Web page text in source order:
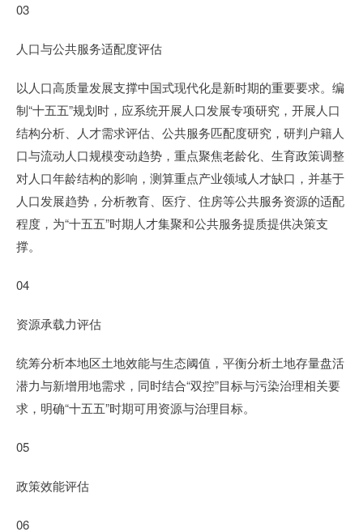
03
人口与公共服务适配度评估
以人口高质量发展支撑中国式现代化是新时期的重要要求。编
制“十五五”规划时，应系统开展人口发展专项研究，开展人口
结构分析、人才需求评估、公共服务匹配度研究，研判户籍人
口与流动人口规模变动趋势，重点聚焦老龄化、生育政策调整
对人口年龄结构的影响，测算重点产业领域人才缺口，并基于
人口发展趋势，分析教育、医疗、住房等公共服务资源的适配
程度，为“十五五”时期人才集聚和公共服务提质提供决策支
撑。
04
资源承载力评估
统筹分析本地区土地效能与生态阈值，平衡分析土地存量盘活
潜力与新增用地需求，同时结合“双控”目标与污染治理相关要
求，明确“十五五”时期可用资源与治理目标。
05
政策效能评估
06